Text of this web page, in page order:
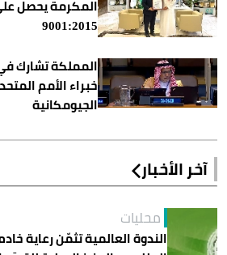
9001:2015
خبراء الأمم
الجيومكانية
آخر الأخبار
محليات
الندوة العالمية تثمّن رعاية